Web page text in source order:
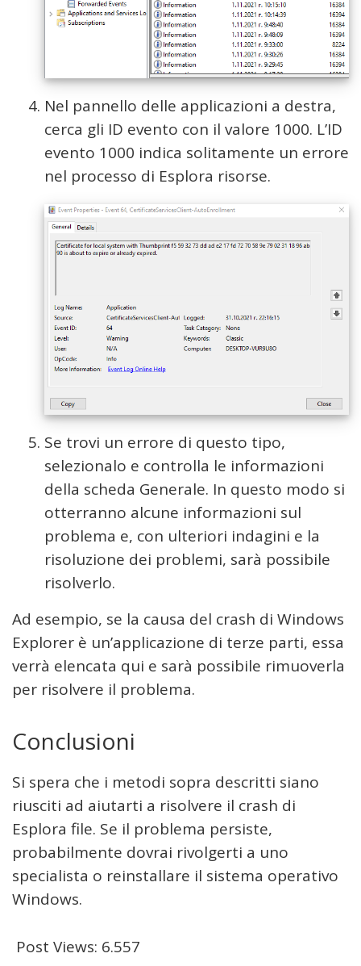
Nel pannello delle applicazioni a destra,
cerca gli ID evento con il valore 1000. L’ID
evento 1000 indica solitamente un errore
nel processo di Esplora risorse.
Se trovi un errore di questo tipo,
selezionalo e controlla le informazioni
della scheda Generale. In questo modo si
otterranno alcune informazioni sul
problema e, con ulteriori indagini e la
risoluzione dei problemi, sarà possibile
risolverlo.
Ad esempio, se la causa del crash di Windows
Explorer è un’applicazione di terze parti, essa
verrà elencata qui e sarà possibile rimuoverla
per risolvere il problema.
Conclusioni
Si spera che i metodi sopra descritti siano
riusciti ad aiutarti a risolvere il crash di
Esplora file. Se il problema persiste,
probabilmente dovrai rivolgerti a uno
specialista o reinstallare il sistema operativo
Windows.
Post Views: 6.557